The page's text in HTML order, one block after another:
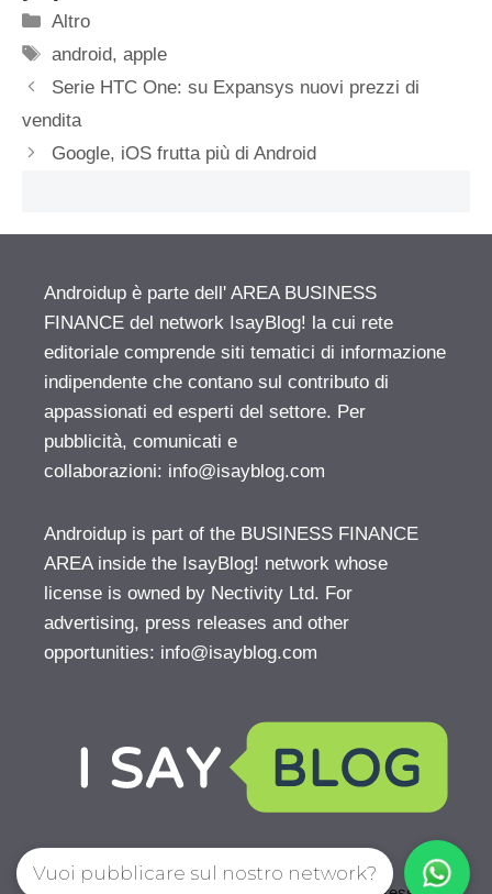
Categorie
Altro
Tag
android,apple
Serie HTC One: su Expansys nuovi prezzi di
vendita
Google, iOS frutta più di Android
Androidup è parte dell' AREA BUSINESS
FINANCE del network IsayBlog! la cui rete
editoriale comprende siti tematici di informazione
indipendente che contano sul contributo di
appassionati ed esperti del settore. Per
pubblicità, comunicati e
collaborazioni: info@isayblog.com
Androidup is part of the BUSINESS FINANCE
AREA inside the IsayBlog! network whose
license is owned by Nectivity Ltd. For
advertising, press releases and other
opportunities: info@isayblog.com
Vuoi pubblicare sul nostro network?